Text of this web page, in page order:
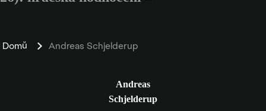
Domů Andreas Schjelderup
Andreas
Schjelderup